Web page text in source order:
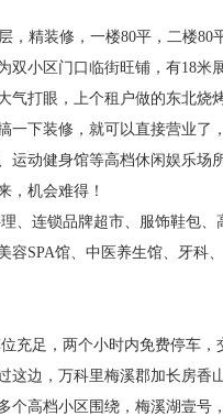
，精装修，一楼80平，二楼
双小区门口临街旺铺，有18
气打眼，上个租户做的东北
一下装修，就可以直接营业
运动健身馆等高档休闲娱乐
，机会难得！
、连锁品牌超市、服饰鞋包
容SPA馆、中医养生馆、牙
充足，两个小时内免费停车
这边，万科里梅溪郡加长房香
个高档小区围绕，梅溪湖壹号